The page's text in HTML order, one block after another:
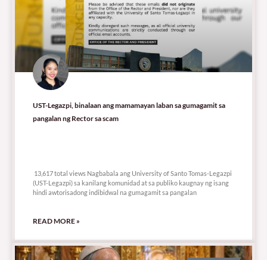
UST-Legazpi, binalaan ang mamamayan laban sa gumagamit sa
pangalan ng Rector sa scam
13,617 total views Nagbabala ang University of Santo Tomas-Legazpi
(UST-Legazpi) sa kanilang komunidad at sa publiko kaugnay ng isang
hindi awtorisadong indibidwal na gumagamit sa pangalan
READ MORE »